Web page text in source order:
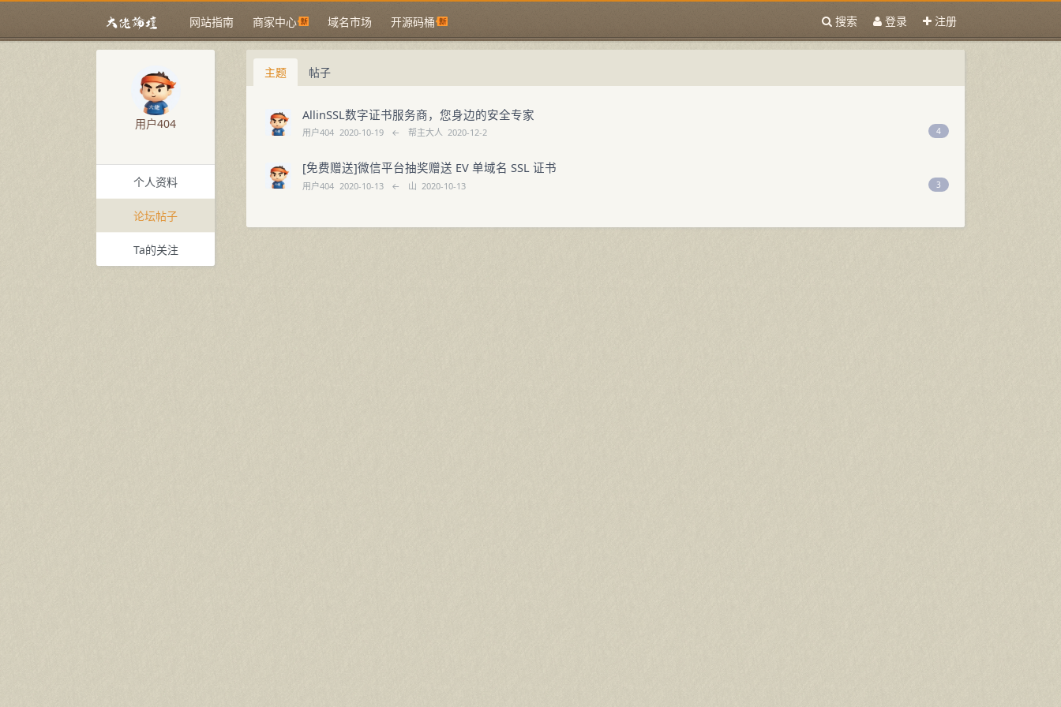
网站指南 商家中心 域名市场 开源码桶 搜索 登录 注册
用户404
个人资料
论坛帖子
Ta的关注
主题 帖子
AllinSSL数字证书服务商，您身边的安全专家
用户404 2020-10-19 ← 帮主大人 2020-12-2 4
[免费赠送]微信平台抽奖赠送 EV 单域名 SSL 证书
用户404 2020-10-13 ← 山 2020-10-13 3